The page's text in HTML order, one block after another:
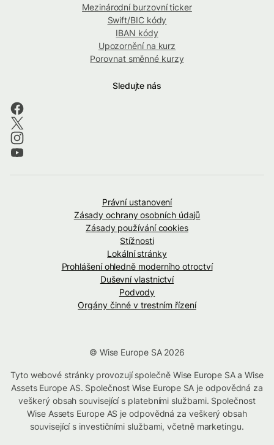
Mezinárodní burzovní ticker
Swift/BIC kódy
IBAN kódy
Upozornění na kurz
Porovnat směnné kurzy
Sledujte nás
Právní ustanovení
Zásady ochrany osobních údajů
Zásady používání cookies
Stížnosti
Lokální stránky
Prohlášení ohledně moderního otroctví
Duševní vlastnictví
Podvody
Orgány činné v trestním řízení
© Wise Europe SA 2026
Tyto webové stránky provozují společně Wise Europe SA a Wise
Assets Europe AS. Společnost Wise Europe SA je odpovědná za
veškerý obsah související s platebními službami. Společnost
Wise Assets Europe AS je odpovědná za veškerý obsah
související s investičními službami, včetně marketingu.